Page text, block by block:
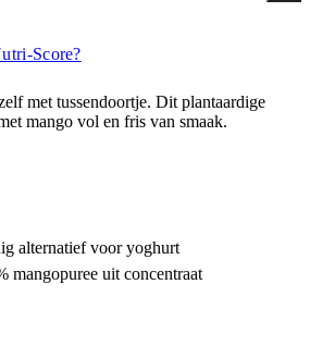
Score?
met tussendoortje. Dit plantaardige
mango vol en fris van smaak.
alternatief voor yoghurt
mangopuree uit concentraat